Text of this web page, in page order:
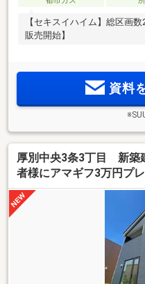
【セキスイハイム】総区画
販売開始】
資料
厚別中央3条3丁目 新
者様にアマギフ3万円プ